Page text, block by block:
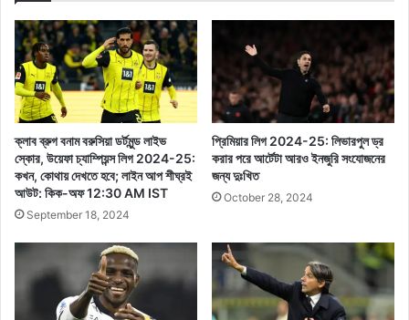
ক্লাব ব্রুগ বনাম বরুসিয়া ডর্টমুন্ড লাইভ
স্কোর, উয়েফা চ্যাম্পিয়ন্স লিগ 2024-25:
কখন, কোথায় দেখতে হবে; লাইন আপ শীঘ্রই
আউট: কিক-অফ 12:30 AM IST
September 18, 2024
প্রিমিয়ার লিগ 2024-25: লিভারপুল ড্র
করার পরে আর্টেটা আরও ইনজুরি সংযোজনের
জন্য দুঃখিত
October 28, 2024